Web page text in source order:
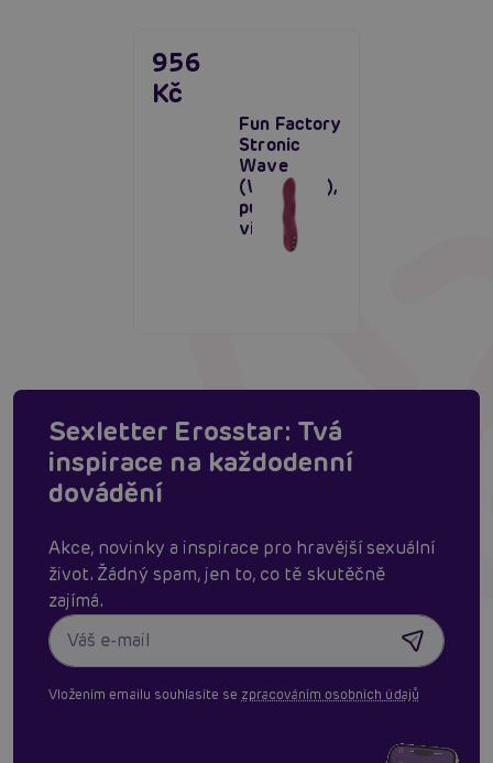
Fun Factory
Stronic
Wave
(Wine Red),
pulzační
vibrátor
956
Kč
Sexletter Erosstar: Tvá
inspirace na každodenní
dovádění
Akce, novinky a inspirace pro hravější sexuální
život. Žádný spam, jen to, co tě skutěčně
zajímá.
Vložením emailu souhlasíte se zpracováním osobních údajů